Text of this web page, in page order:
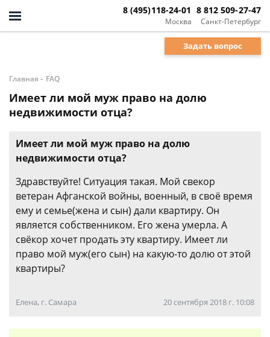
Москва
8 (495)118-24-01
Санкт-Петербург
8 812 509-27-47
Задать вопрос
Главная - FAQ
Имеет ли мой муж право на долю
недвижимости отца?
Имеет ли мой муж право на долю
недвижимости отца?
Здравствуйте! Ситуация такая. Мой свекор
ветеран Афганской войны, военный, в своё время
ему и семье(жена и сын) дали квартиру. Он
является собственником. Его жена умерла. А
свёкор хочет продать эту квартиру. Имеет ли
право мой муж(его сын) на какую-то долю от этой
квартиры?
Елена, г. Самара 20 сентября 2018 г. 10:08